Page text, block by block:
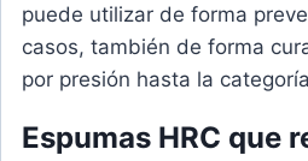
puede utilizar de forma
casos, también de forma
por presión hasta la
Espumas HRC que